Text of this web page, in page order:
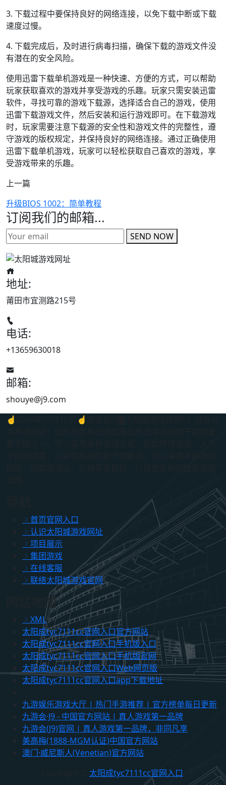
3. 下载过程中要保持良好的网络连接，以免下载中断或下载
速度过慢。
4. 下载完成后，及时进行病毒扫描，确保下载的游戏文件没
有潜在的安全风险。
使用迅雷下载单机游戏是一种快速、方便的方式，可以帮助
玩家获取喜欢的游戏并享受游戏的乐趣。玩家只需安装迅雷
软件，寻找可靠的游戏下载源，选择适合自己的游戏，使用
迅雷下载游戏文件，然后安装和运行游戏即可。在下载游戏
时，玩家需要注意下载源的安全性和游戏文件的完整性，遵
守游戏的版权规定，并保持良好的网络连接。通过正确使用
迅雷下载单机游戏，玩家可以轻松获取自己喜欢的游戏，享
受游戏带来的乐趣。
上一篇
升级BIOS 1002：简单教程
订阅我们的邮箱...
SEND NOW
地址:
莆田市宜测路215号
电话:
+13659630018
邮箱:
shouye@j9.com
☝2026年03月15日☝欢迎访问▓太阳城游戏官网12. 红外光
首页官网入口
认识太阳城游戏网址
项目展示
集团游戏
在线客服
联络太阳城游戏官网
网站地图
XML
太阳成tyc7111cc官网入口官方网站
太阳成tyc7111cc官网入口手机版入口
太阳成tyc7111cc官网入口手机版官网
太阳成tyc7111cc官网入口Web网页版
太阳成tyc7111cc官网入口app下载地址
九游娱乐游戏大厅 | 热门手游推荐 | 官方榜单每日更新
九游会·J9 - 中国官方网站 | 真人游戏第一品牌
九游会(J9)官网 | 真人游戏第一品牌，非同凡享
美高梅(1888-MGM认证)中国官方网站
澳门·威尼斯人(Venetian)官方网站
太阳成tyc7111cc官网入口